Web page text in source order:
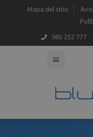
Mapa del sitio
965 252 777